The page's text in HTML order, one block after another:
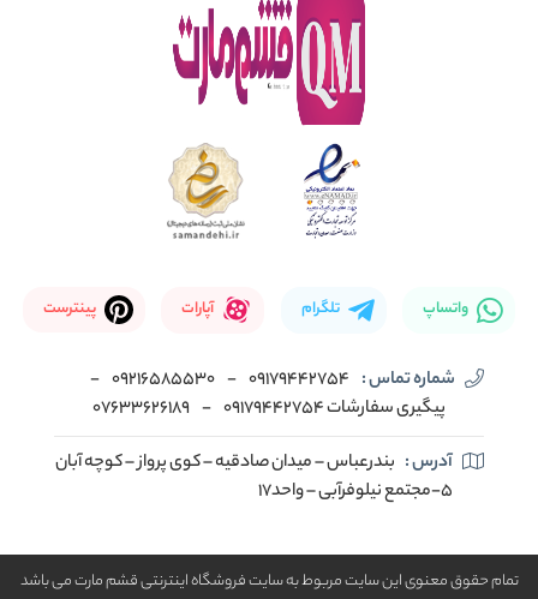
واتساپ تلگرام آپارات پینترست
شماره تماس : 09179442754
-
09216585530
-
پیگیری سفارشات 09179442754
-
07633626189
آدرس : بندرعباس – میدان صادقیه – کوی پرواز – کوچه آبان
5-مجتمع نیلوفرآبی – واحد17
تمام حقوق معنوی این سایت مربوط به سایت فروشگاه اینترنتی قشم مارت می باشد